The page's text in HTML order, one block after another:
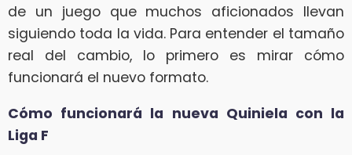
de un juego que muchos aficionados llevan
siguiendo toda la vida. Para entender el tamaño
real del cambio, lo primero es mirar cómo
funcionará el nuevo formato.
Cómo funcionará la nueva Quiniela con la
Liga F